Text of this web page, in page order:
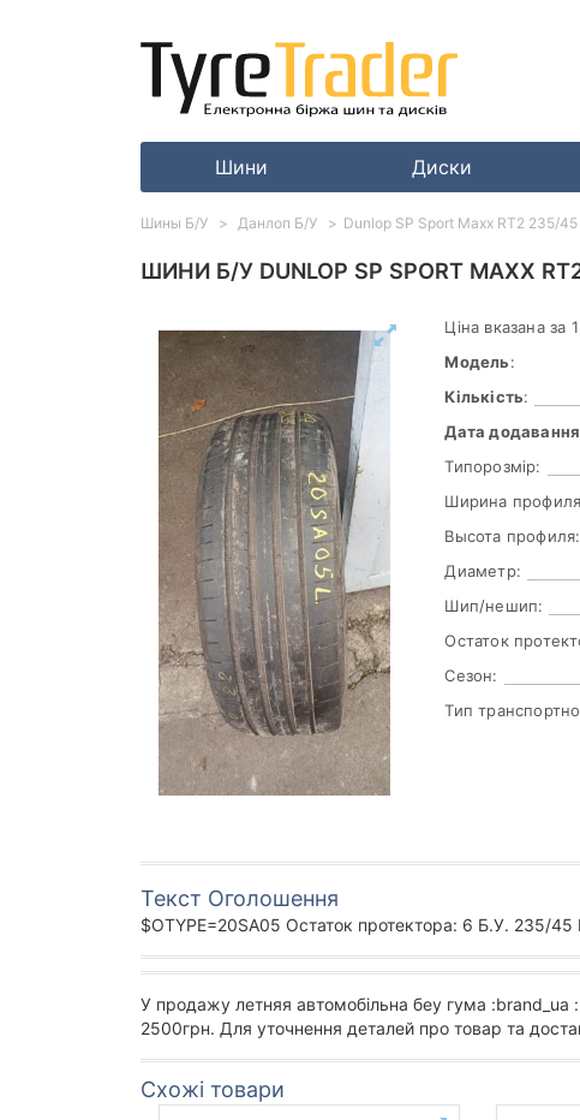
Шини Диски
ШИНИ Б/У DUNLOP SP SPORT MAXX
Ціна вказана за
Модель:
Кількість:
Дата додавання
Типорозмір:
Ширина
Высота профиля:
Диаметр:
Шип/нешип:
Остаток
Сезон:
Тип
Текст Оголошення
$OTYPE=20SA05 Остаток протектора: 6 Б.У. 235/
У продажу летняя автомобільна беу гума :brand_ua
2500грн. Для уточнення деталей про товар та
Схожі товари
Шины Б/У Данлоп Б/У Dunlop SP Sport Maxx RT2 235/